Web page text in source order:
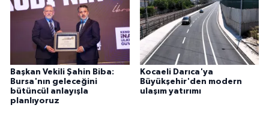
Başkan Vekili Şahin Biba:
Bursa'nın geleceğini
bütüncül anlayışla
planlıyoruz
Kocaeli Darıca'ya
Büyükşehir'den modern
ulaşım yatırımı